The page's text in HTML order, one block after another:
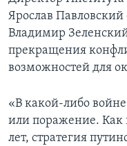
Ярослав Павловский
Владимир
прекращения
возможностей для
«В какой-либо
или поражение. Как
лет, стратегия